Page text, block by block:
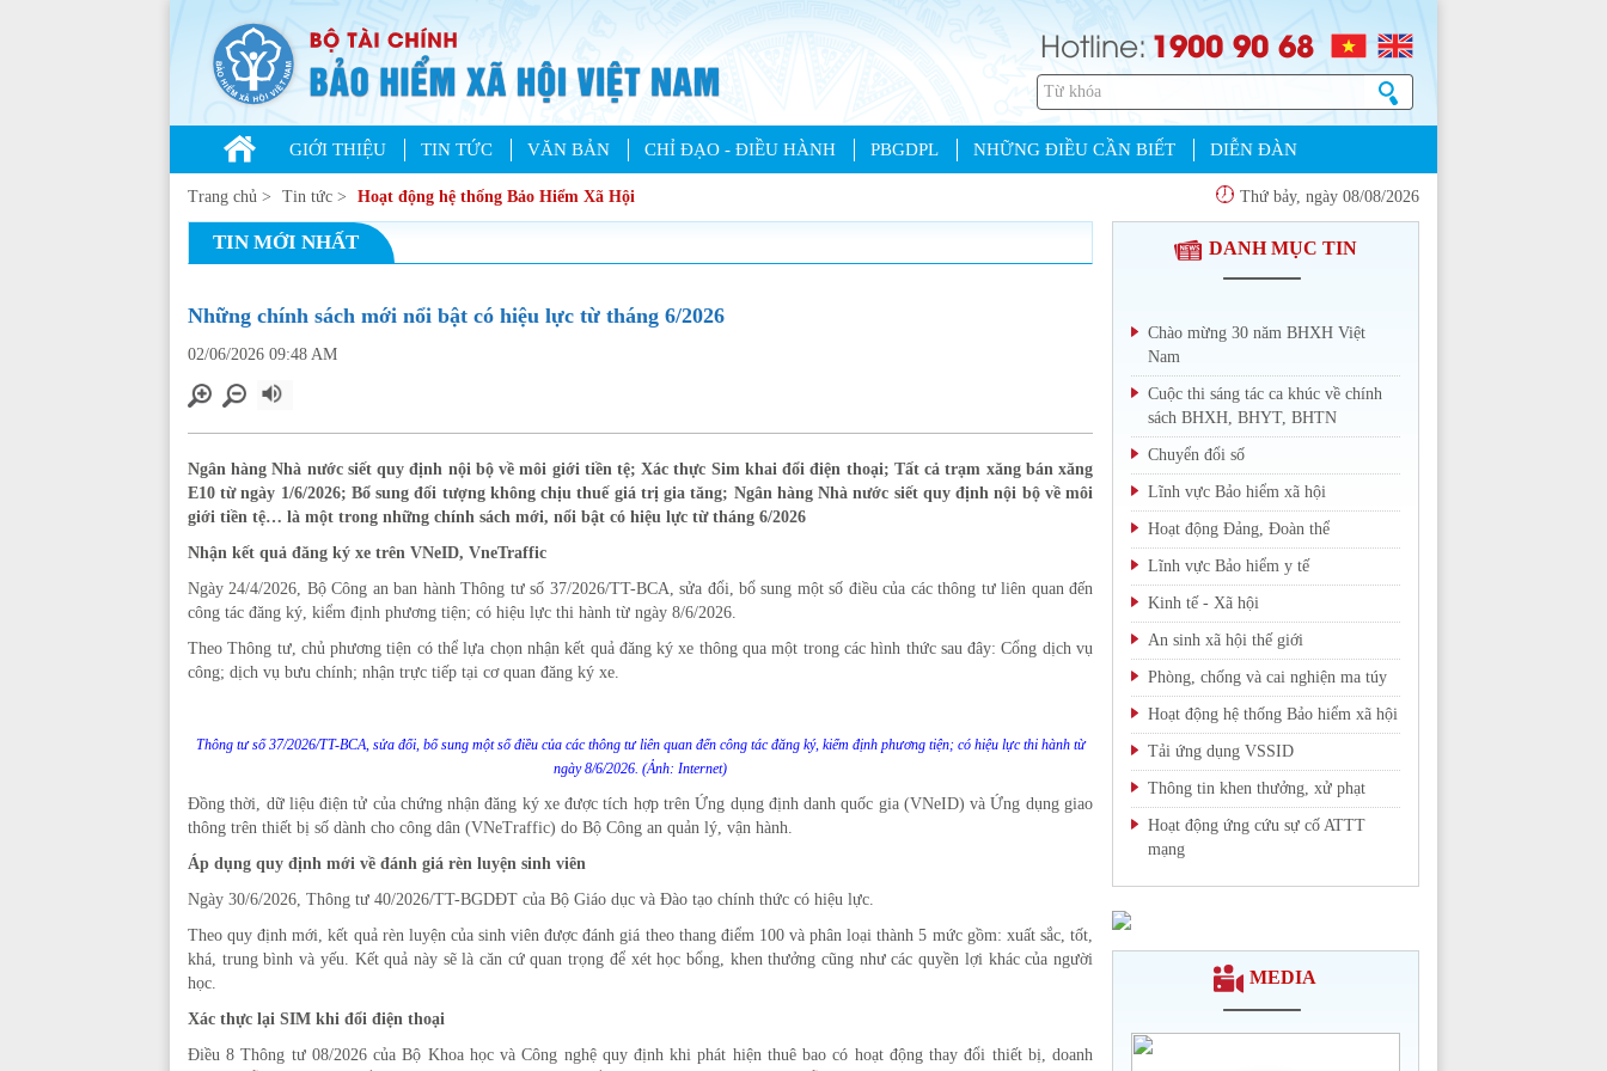
Hotline:1900 90 68
GIỚI THIỆU TIN TỨC VĂN BẢN CHỈ ĐẠO - ĐIỀU HÀNH PBGDPL NHỮNG ĐIỀU CẦN BIẾT DIỄN ĐÀN
Trang chủ > Tin tức > Hoạt động hệ thống Bảo Hiểm Xã Hội Thứ bảy, ngày 08/08/2026
TIN MỚI NHẤT
Những chính sách mới nổi bật có hiệu lực từ tháng 6/2026
02/06/2026 09:48 AM
Ngân hàng Nhà nước siết quy định nội bộ về môi giới tiền tệ; Xác thực Sim khai đổi điện thoại; Tất cả trạm xăng bán xăng
E10 từ ngày 1/6/2026; Bổ sung đối tượng không chịu thuế giá trị gia tăng; Ngân hàng Nhà nước siết quy định nội bộ về môi
giới tiền tệ… là một trong những chính sách mới, nổi bật có hiệu lực từ tháng 6/2026
Nhận kết quả đăng ký xe trên VNeID, VneTraffic
Ngày 24/4/2026, Bộ Công an ban hành Thông tư số 37/2026/TT-BCA, sửa đổi, bổ sung một số điều của các thông tư liên quan đến
công tác đăng ký, kiểm định phương tiện; có hiệu lực thi hành từ ngày 8/6/2026.
Theo Thông tư, chủ phương tiện có thể lựa chọn nhận kết quả đăng ký xe thông qua một trong các hình thức sau đây: Cổng dịch vụ
công; dịch vụ bưu chính; nhận trực tiếp tại cơ quan đăng ký xe.
Thông tư số 37/2026/TT-BCA, sửa đổi, bổ sung một số điều của các thông tư liên quan đến công tác đăng ký, kiểm định phương tiện; có hiệu lực thi hành từ
ngày 8/6/2026. (Ảnh: Internet)
Đồng thời, dữ liệu điện tử của chứng nhận đăng ký xe được tích hợp trên Ứng dụng định danh quốc gia (VNeID) và Ứng dụng giao
thông trên thiết bị số dành cho công dân (VNeTraffic) do Bộ Công an quản lý, vận hành.
Áp dụng quy định mới về đánh giá rèn luyện sinh viên
Ngày 30/6/2026, Thông tư 40/2026/TT-BGDĐT của Bộ Giáo dục và Đào tạo chính thức có hiệu lực.
Theo quy định mới, kết quả rèn luyện của sinh viên được đánh giá theo thang điểm 100 và phân loại thành 5 mức gồm: xuất sắc, tốt,
khá, trung bình và yếu. Kết quả này sẽ là căn cứ quan trọng để xét học bổng, khen thưởng cũng như các quyền lợi khác của người
học.
Xác thực lại SIM khi đổi điện thoại
Điều 8 Thông tư 08/2026 của Bộ Khoa học và Công nghệ quy định khi phát hiện thuê bao có hoạt động thay đổi thiết bị, doanh
DANH MỤC TIN
Chào mừng 30 năm BHXH Việt
Nam
Cuộc thi sáng tác ca khúc về chính
sách BHXH, BHYT, BHTN
Chuyển đổi số
Lĩnh vực Bảo hiểm xã hội
Hoạt động Đảng, Đoàn thể
Lĩnh vực Bảo hiểm y tế
Kinh tế - Xã hội
An sinh xã hội thế giới
Phòng, chống và cai nghiện ma túy
Hoạt động hệ thống Bảo hiểm xã hội
Tải ứng dụng VSSID
Thông tin khen thưởng, xử phạt
Hoạt động ứng cứu sự cố ATTT
mạng
MEDIA